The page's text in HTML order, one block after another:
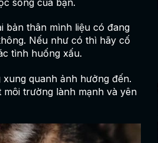
bản thân mình liệu có đang
Nếu như có thì hãy cố
tình huống xấu.
quanh ảnh hưởng đến.
môi trường lành mạnh và yên